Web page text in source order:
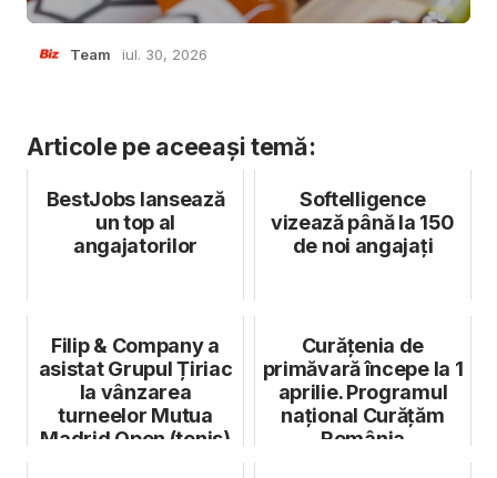
Team iul. 30, 2026
Articole pe aceeași temă:
BestJobs lansează
un top al
angajatorilor
Softelligence
vizează până la 150
de noi angajați
Filip & Company a
asistat Grupul Țiriac
la vânzarea
turneelor Mutua
Madrid Open (tenis)
Curățenia de
primăvară începe la 1
aprilie. Programul
național Curățăm
România